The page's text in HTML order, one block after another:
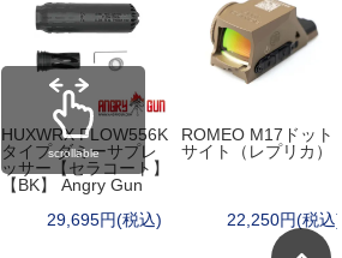
HUXWRX FLOW556K
タイプ ダミーサプレ
ッサー【セラコート】
【BK】 Angry Gun
29,695円(税込)
ROMEO M17ドット
サイト（レプリカ）
22,250円(税込)
scrollable